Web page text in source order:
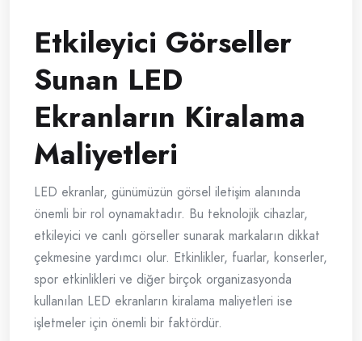
Etkileyici Görseller
Sunan LED
Ekranların Kiralama
Maliyetleri
LED ekranlar, günümüzün görsel iletişim alanında
önemli bir rol oynamaktadır. Bu teknolojik cihazlar,
etkileyici ve canlı görseller sunarak markaların dikkat
çekmesine yardımcı olur. Etkinlikler, fuarlar, konserler,
spor etkinlikleri ve diğer birçok organizasyonda
kullanılan LED ekranların kiralama maliyetleri ise
işletmeler için önemli bir faktördür.